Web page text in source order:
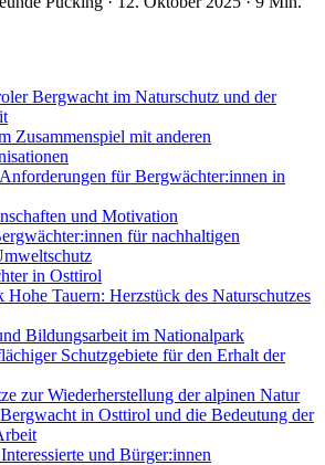
Bergwacht im Naturschutz und der
Zusammenspiel mit anderen
für Bergwächter:innen in
und Motivation
für nachhaltigen
in Osttirol
Tauern: Herzstück des Naturschutzes
Bildungsarbeit im Nationalpark
Schutzgebiete für den Erhalt der
zur Wiederherstellung der alpinen Natur
in Osttirol und die Bedeutung der
und Bürger:innen